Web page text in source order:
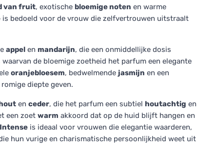
van fruit, exotische bloemige noten en warme
is bedoeld voor de vrouw die zelfvertrouwen uitstraalt
appel en mandarijn, die een onmiddellijke dosis
waarvan de bloemige zoetheid het parfum een elegante
oranjebloesem, bedwelmende jasmijn en een
diepte geven.
en ceder, die het parfum een subtiel houtachtig en
een zoet warm akkoord dat op de huid blijft hangen en
is ideaal voor vrouwen die elegantie waarderen,
hun vurige en charismatische persoonlijkheid weet uit